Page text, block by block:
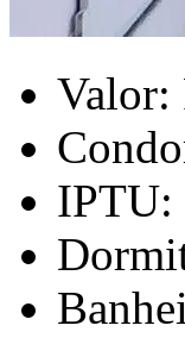
Valor:
IPTU: